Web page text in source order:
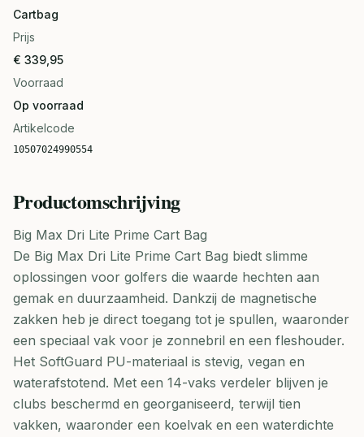
Cartbag
Prijs
€ 339,95
Voorraad
Op voorraad
Artikelcode
10507024990554
Productomschrijving
Big Max Dri Lite Prime Cart Bag
De Big Max Dri Lite Prime Cart Bag biedt slimme
oplossingen voor golfers die waarde hechten aan
gemak en duurzaamheid. Dankzij de magnetische
zakken heb je direct toegang tot je spullen, waaronder
een speciaal vak voor je zonnebril en een fleshouder.
Het SoftGuard PU-materiaal is stevig, vegan en
waterafstotend. Met een 14-vaks verdeler blijven je
clubs beschermd en georganiseerd, terwijl tien
vakken, waaronder een koelvak en een waterdichte